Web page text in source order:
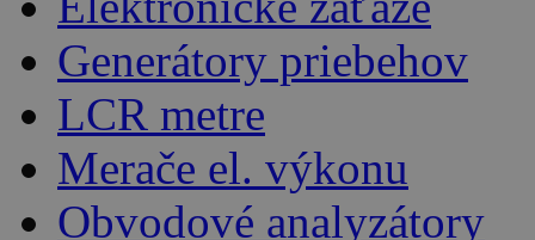
Generátory priebehov
LCR metre
Merače el. výkonu
Obvodové analyzátory